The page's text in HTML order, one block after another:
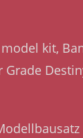
kit,
Grade